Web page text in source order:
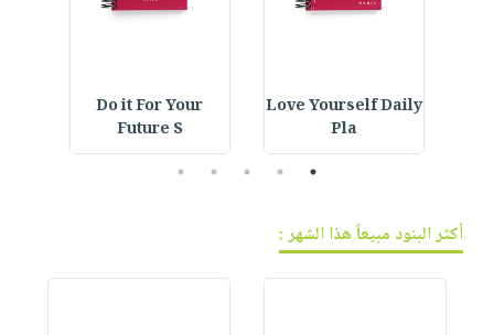
تواصل
Love Yourself Daily
Pla
Do it For Your
Future S
1
2
3
4
5
أكثر البنود مبيعاً هذا الشهر :